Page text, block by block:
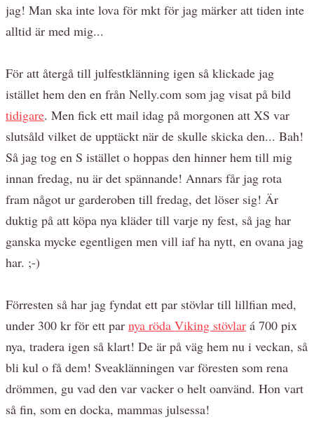
jag! Man ska inte lova för mkt för jag märker att tiden inte
alltid är med mig...
För att återgå till julfestklänning igen så klickade jag
istället hem den en från Nelly.com som jag visat på bild
tidigare. Men fick ett mail idag på morgonen att XS var
slutsåld vilket de upptäckt när de skulle skicka den... Bah!
Så jag tog en S istället o hoppas den hinner hem till mig
innan fredag, nu är det spännande! Annars får jag rota
fram något ur garderoben till fredag, det löser sig! Är
duktig på att köpa nya kläder till varje ny fest, så jag har
ganska mycke egentligen men vill iaf ha nytt, en ovana jag
har. ;-)
Förresten så har jag fyndat ett par stövlar till lillfian med,
under 300 kr för ett par nya röda Viking stövlar á 700 pix
nya, tradera igen så klart! De är på väg hem nu i veckan, så
bli kul o få dem! Sveaklänningen var föresten som rena
drömmen, gu vad den var vacker o helt oanvänd. Hon vart
så fin, som en docka, mammas julsessa!